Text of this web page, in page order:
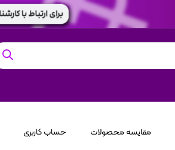
مقایسه محصولات حساب کاربری